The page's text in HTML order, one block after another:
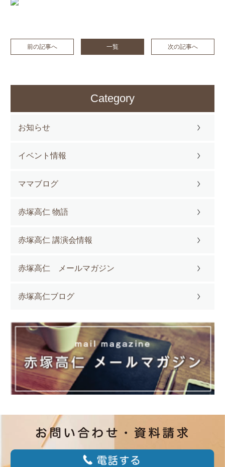
前の記事へ 一覧 次の記事へ
Category
お知らせ
イベント情報
ママブログ
赤塚高仁 物語
赤塚高仁 講演会情報
赤塚高仁 メールマガジン
赤塚高仁ブログ